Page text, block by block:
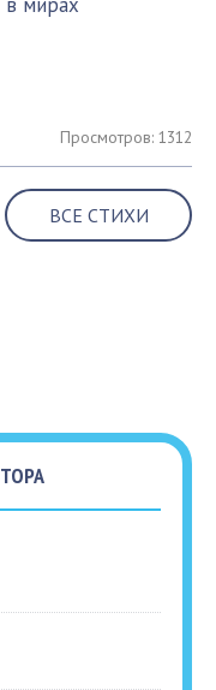
Просмотров: 1312
ВСЕ СТИХИ